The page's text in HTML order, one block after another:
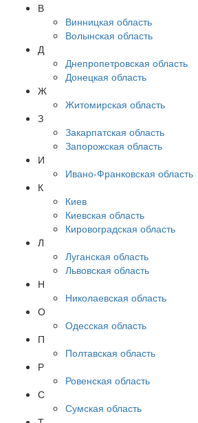
В
Винницкая область
Волынская область
Д
Днепропетровская область
Донецкая область
Ж
Житомирская область
З
Закарпатская область
Запорожская область
И
Ивано-Франковская область
К
Киев
Киевская область
Кировоградская область
Л
Луганская область
Львовская область
Н
Николаевская область
О
Одесская область
П
Полтавская область
Р
Ровенская область
С
Сумская область